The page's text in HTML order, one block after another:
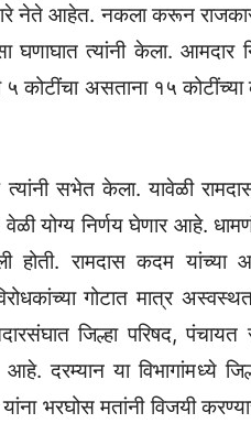
नेते आहेत. नकला करून
त्यांनी केला. आमदार
कोटींचा असताना १५ कोटींच्या
सभेत केला. यावेळी
योग्य निर्णय घेणार आहे.
होती. रामदास कदम
गोटात मात्र
जिल्हा परिषद, पंचायत
दरम्यान या विभागांमध्ये
भरघोस मतांनी विजयी